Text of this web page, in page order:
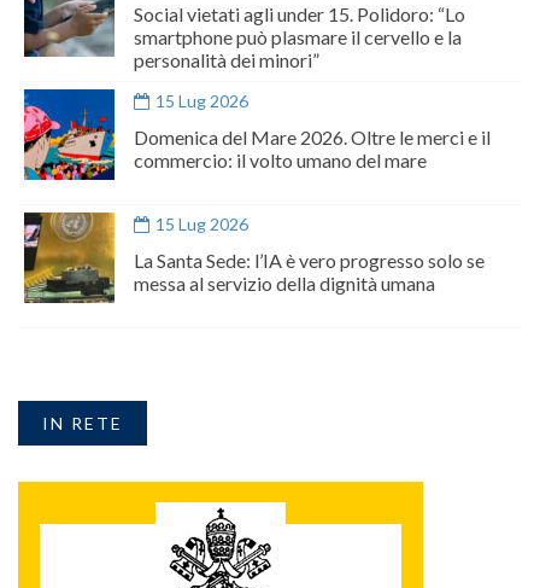
Social vietati agli under 15. Polidoro: “Lo
smartphone può plasmare il cervello e la
personalità dei minori”
15 Lug 2026
Domenica del Mare 2026. Oltre le merci e il
commercio: il volto umano del mare
15 Lug 2026
La Santa Sede: l’IA è vero progresso solo se
messa al servizio della dignità umana
IN RETE